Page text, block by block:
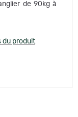
de 90kg à
du produit